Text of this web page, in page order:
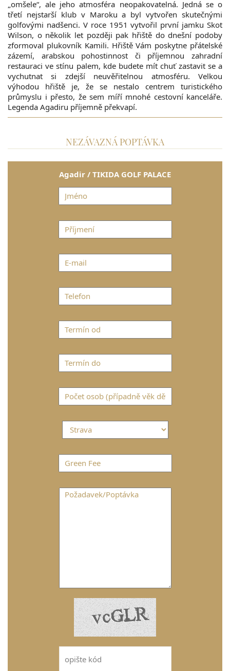
„omšele“, ale jeho atmosféra neopakovatelná. Jedná se o
třetí nejstarší klub v Maroku a byl vytvořen skutečnými
golfovými nadšenci. V roce 1951 vytvořil první jamku Skot
Wilson, o několik let později pak hřiště do dnešní podoby
zformoval plukovník Kamili. Hřiště Vám poskytne přátelské
zázemí, arabskou pohostinnost či příjemnou zahradní
restauraci ve stínu palem, kde budete mít chuť zastavit se a
vychutnat si zdejší neuvěřitelnou atmosféru. Velkou
výhodou hřiště je, že se nestalo centrem turistického
průmyslu i přesto, že sem míří mnohé cestovní kanceláře.
Legenda Agadiru příjemně překvapí.
NEZÁVAZNÁ POPTÁVKA
Agadir / TIKIDA GOLF PALACE